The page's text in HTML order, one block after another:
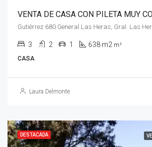
VENTA DE CASA CON PILETA MUY
3 2 1 638 m2 m²
CASA
Laura Delmonte
DESTACADA